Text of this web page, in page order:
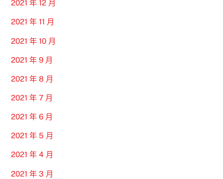
2021 年 12 月
2021 年 11 月
2021 年 10 月
2021 年 9 月
2021 年 8 月
2021 年 7 月
2021 年 6 月
2021 年 5 月
2021 年 4 月
2021 年 3 月